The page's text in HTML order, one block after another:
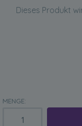
Dieses Produkt
MENGE: